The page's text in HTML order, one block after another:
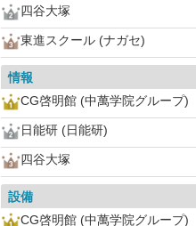
四谷大塚
東進スクール (ナガセ)
情報
CG啓明館 (中萬学院グループ)
日能研 (日能研)
四谷大塚
設備
CG啓明館 (中萬学院グループ)